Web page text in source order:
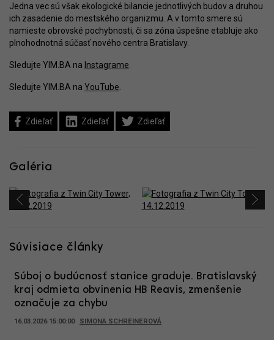
Jedna vec sú však ekologické bilancie jednotlivých budov a druhou
ich zasadenie do mestského organizmu. A v tomto smere sú
namieste obrovské pochybnosti, či sa zóna úspešne etabluje ako
plnohodnotná súčasť nového centra Bratislavy.
Sledujte YIM.BA na Instagrame
Sledujte YIM.BA na YouTube
Zdieľať Zdieľať Zdieľať
Galéria
Súvisiace články
Súboj o budúcnosť stanice graduje. Bratislavský
kraj odmieta obvinenia HB Reavis, zmenšenie
označuje za chybu
16.03.2026 15:00:00 SIMONA SCHREINEROVÁ